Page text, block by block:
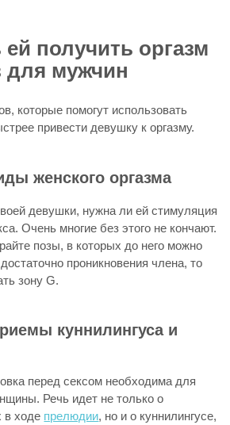
получить оргазм
для мужчин
которые помогут использовать
привести девушку к оргазму.
женского оргазма
девушки, нужна ли ей стимуляция
Очень многие без этого не кончают.
позы, в которых до него можно
проникновения члена, то
зону G.
куннилингуса и
перед сексом необходима для
Речь идет не только о
в ходе прелюдии, но и о куннилингусе,